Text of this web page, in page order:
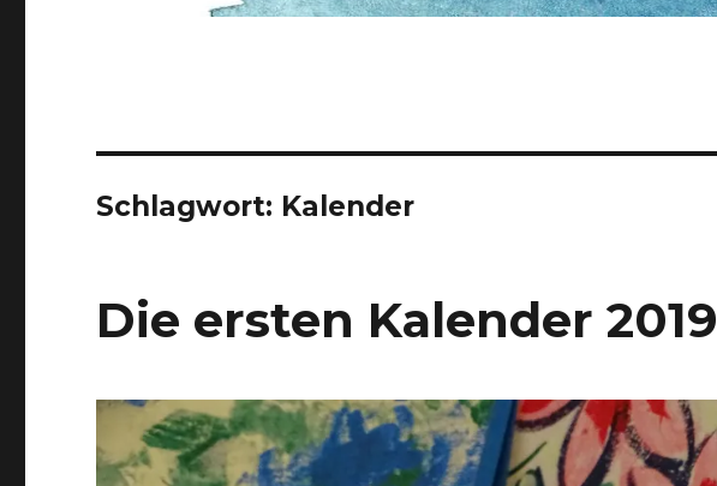
Schlagwort: Kalender
Die ersten Kalender 2019